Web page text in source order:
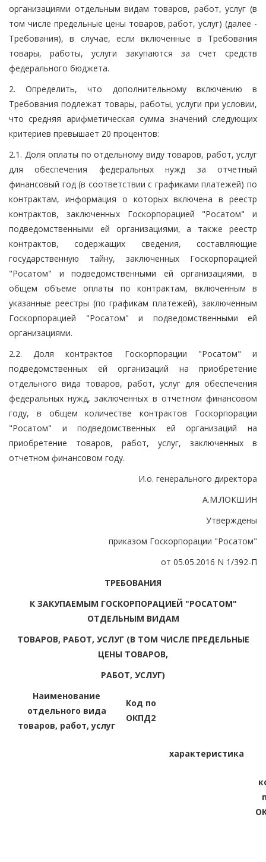
организациями отдельным видам товаров, работ, услуг (в
том числе предельные цены товаров, работ, услуг) (далее -
Требования), в случае, если включенные в Требования
товары, работы, услуги закупаются за счет средств
федерального бюджета.
2. Определить, что дополнительному включению в
Требования подлежат товары, работы, услуги при условии,
что средняя арифметическая сумма значений следующих
критериев превышает 20 процентов:
2.1. Доля оплаты по отдельному виду товаров, работ, услуг
для обеспечения федеральных нужд за отчетный
финансовый год (в соответствии с графиками платежей) по
контрактам, информация о которых включена в реестр
контрактов, заключенных Госкорпорацией "Росатом" и
подведомственными ей организациями, а также реестр
контрактов, содержащих сведения, составляющие
государственную тайну, заключенных Госкорпорацией
"Росатом" и подведомственными ей организациями, в
общем объеме оплаты по контрактам, включенным в
указанные реестры (по графикам платежей), заключенным
Госкорпорацией "Росатом" и подведомственными ей
организациями.
2.2. Доля контрактов Госкорпорации "Росатом" и
подведомственных ей организаций на приобретение
отдельного вида товаров, работ, услуг для обеспечения
федеральных нужд, заключенных в отчетном финансовом
году, в общем количестве контрактов Госкорпорации
"Росатом" и подведомственных ей организаций на
приобретение товаров, работ, услуг, заключенных в
отчетном финансовом году.
И.о. генерального директора
А.М.ЛОКШИН
Утверждены
приказом Госкорпорации "Росатом"
от 05.05.2016 N 1/392-П
ТРЕБОВАНИЯ
К ЗАКУПАЕМЫМ ГОСКОРПОРАЦИЕЙ "РОСАТОМ"
ОТДЕЛЬНЫМ ВИДАМ
ТОВАРОВ, РАБОТ, УСЛУГ (В ТОМ ЧИСЛЕ ПРЕДЕЛЬНЫЕ
ЦЕНЫ ТОВАРОВ,
РАБОТ, УСЛУГ)
Наименование
отдельного вида
товаров, работ, услуг
Код по
ОКПД2
характеристика